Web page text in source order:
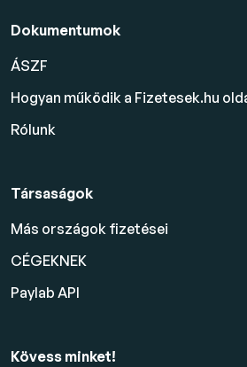
Dokumentumok
ÁSZF
Hogyan működik a Fizetesek.hu
Rólunk
Társaságok
Más országok fizetései
CÉGEKNEK
Paylab API
Kövess minket!